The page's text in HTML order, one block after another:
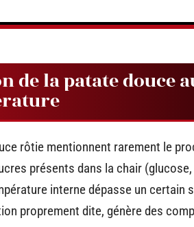
de la patate douce
rôtie mentionnent rarement le
présents dans la chair
interne dépasse un certain
proprement dite, génère des